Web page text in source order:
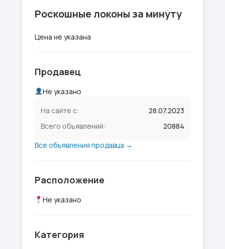
Роскошные локоны за минуту
Цена не указана
Продавец
Не указано
На сайте с:
28.07.2023
Всего объявлений:
20884
Все объявления продавца →
Расположение
Не указано
Категория